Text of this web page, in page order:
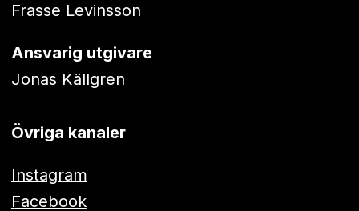
Frasse Levinsson
Ansvarig utgivare
Jonas Källgren
Övriga kanaler
Instagram
Facebook